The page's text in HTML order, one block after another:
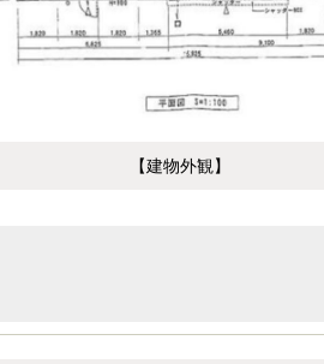
【建物外観】